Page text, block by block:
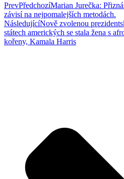
PrevPředchozíMarian Jurečka:
závisí na nejpomalejších metodách.
NásledujícíNově zvolenou
státech amerických se stala žena s
kořeny, Kamala Harris